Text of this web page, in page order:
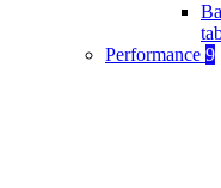
Performance 9